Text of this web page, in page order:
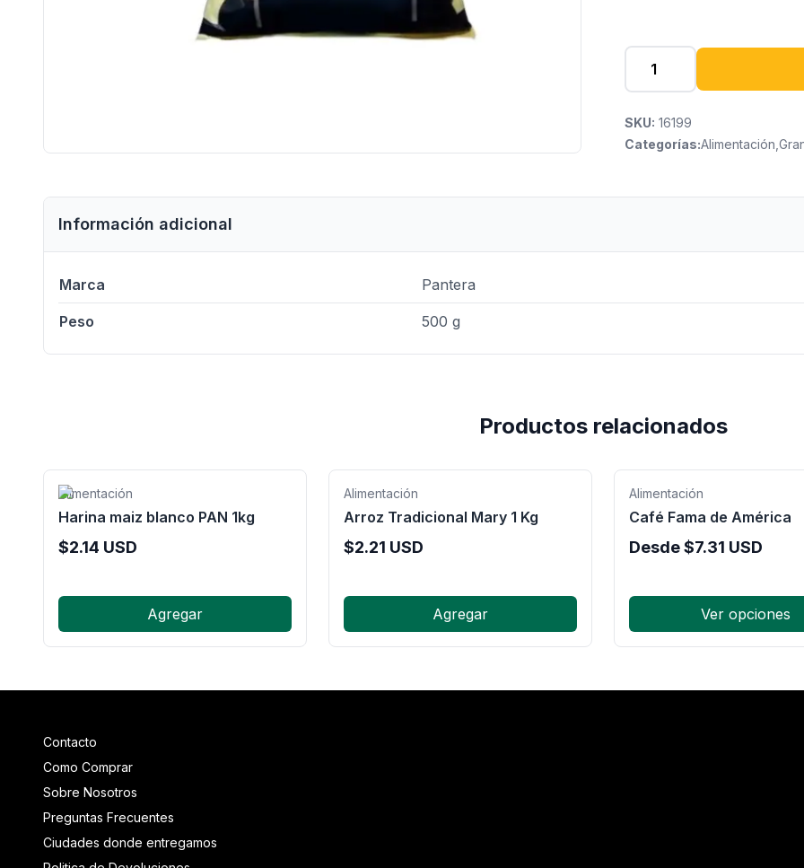
SKU: 16199
Categorías:Alimentación
Información adicional
Marca Pantera
Peso 500 g
Productos relacionados
Alimentación
Harina maiz blanco PAN 1kg
$2.14 USD
Agregar
Alimentación
Arroz Tradicional Mary 1 Kg
$2.21 USD
Agregar
Alimentación
Café Fama de América
Desde$7.31 USD
Ver opciones
Contacto
Como Comprar
Sobre Nosotros
Preguntas Frecuentes
Ciudades donde entregamos